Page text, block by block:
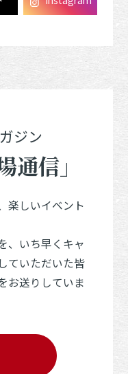
ジン
通信」
楽しいイベント
、いち早くキャ
ていただいた皆
お送りしていま